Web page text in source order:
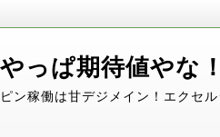
やっぱ期待値やな！
ピン稼働は甘デジメイン！エクセル